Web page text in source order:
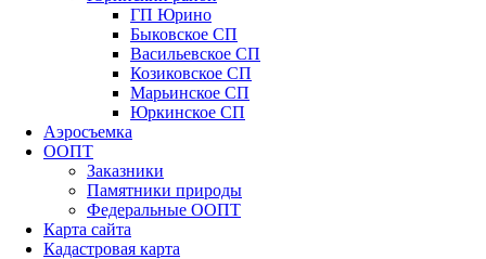
ГП Юрино
Быковское СП
Васильевское СП
Козиковское СП
Марьинское СП
Юркинское СП
Аэросъемка
ООПТ
Заказники
Памятники природы
Федеральные ООПТ
Карта сайта
Кадастровая карта